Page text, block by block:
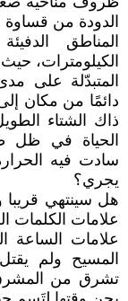
الدودة من قساوة
المناطق
الكيلومترات،
المتبدّلة على
دائمًا من مكان
ذاك الشتاء
الحياة في ظل
سادت فيه
يجري؟
هل سينتهي
علامات الكلمات
علامات الساعة
المسيح ولم
تشرق من